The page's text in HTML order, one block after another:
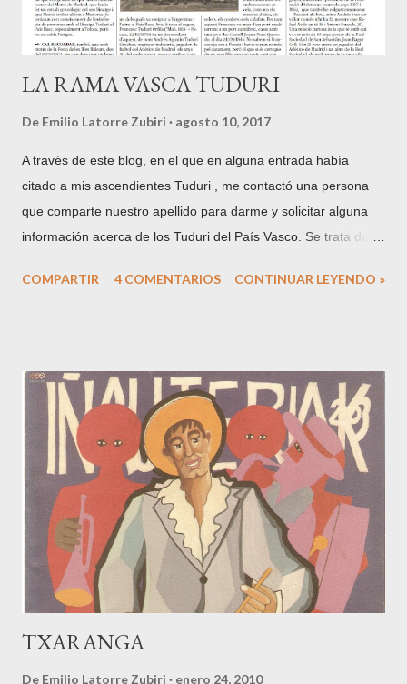
que confluyen posteriormente. Al Norte, ...
LA RAMA VASCA TUDURI
De Emilio Latorre Zubiri agosto 10, 2017
A través de este blog, en el que en alguna entrada había
citado a mis ascendientes Tuduri , me contactó una persona
que comparte nuestro apellido para darme y solicitar alguna
información acerca de los Tuduri del País Vasco. Se trata de
Menorca, procedencia del apellido y que publica artículos
MISCELÁNEA GENEALÓGICA. Francesc Tudurí Orfila. Origen
de la rama vasca de los Tudurí. "El pasado día 29 de mayo, en
la sala "Pompeu Fabra" del colegio de ingenieros industriales
de Cataluña, se celebró un acto de fuerte sensibilidad y
presencia menorquina, consistente en el recuerdo de un
ingeniero y matemático maonès- aparte de político
comprometido-, de nombre Estanislau Ruiz Ponsetí, con la
presencia de Bep Portella Coll,...
COMPARTIR 4 COMENTARIOS CONTINUAR LEYENDO »
TXARANGA
De Emilio Latorre Zubiri enero 24, 2010